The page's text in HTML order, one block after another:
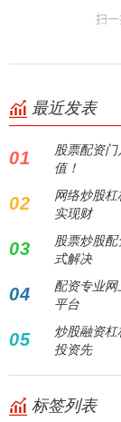
最近发表
01
股票配资
值！
02
网络炒股
实现财
03
股票炒股
式解决
04
配资专业
平台
05
炒股融资
投资先
标签列表